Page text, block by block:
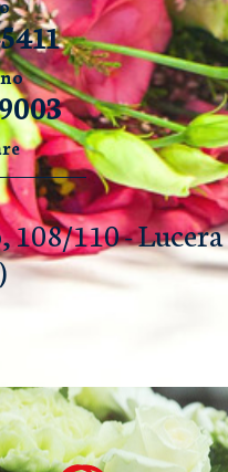
108/110 - Lucera